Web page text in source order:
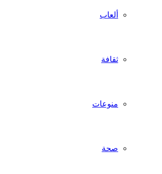
ألعاب
ثقافة
منوعات
صحة